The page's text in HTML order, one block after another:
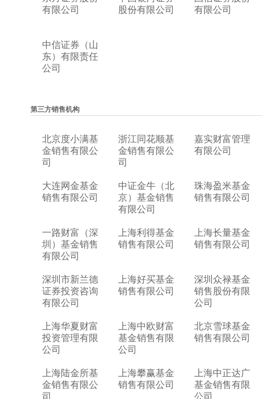
有限公司
股份有限公司
有限公司
中信证券（山
东）有限责任
公司
第三方销售机构
北京度小满基
金销售有限公
司
浙江同花顺基
金销售有限公
司
嘉实财富管理
有限公司
大连网金基金
销售有限公司
中证金牛（北
京）基金销售
有限公司
珠海盈米基金
销售有限公司
一路财富（深
圳）基金销售
有限公司
上海利得基金
销售有限公司
上海长量基金
销售有限公司
深圳市新兰德
证券投资咨询
有限公司
上海好买基金
销售有限公司
深圳众禄基金
销售股份有限
公司
上海华夏财富
投资管理有限
公司
上海中欧财富
基金销售有限
公司
北京雪球基金
销售有限公司
上海陆金所基
金销售有限公
司
上海攀赢基金
销售有限公司
上海中正达广
基金销售有限
公司